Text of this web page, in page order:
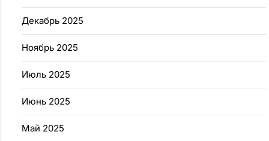
Декабрь 2025
Ноябрь 2025
Июль 2025
Июнь 2025
Май 2025